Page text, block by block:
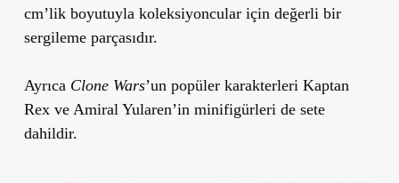
cm’lik boyutuyla koleksiyoncular için değerli bir
sergileme parçasıdır.
Ayrıca Clone Wars’un popüler karakterleri Kaptan
Rex ve Amiral Yularen’in minifigürleri de sete
dahildir.